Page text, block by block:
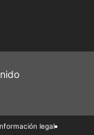
legal